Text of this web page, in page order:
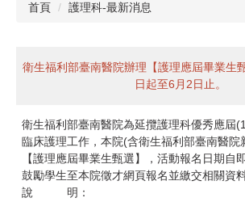
首頁 護理科-最新消息
衛生福利部臺南醫院辦理【護理應屆畢業生
日起至6月2日止。
衛生福利部臺南醫院為延攬護理科優秀應屆
臨床護理工作，本院(含衛生福利部臺南醫院
【護理應屆畢業生甄選】，活動報名日期自
鼓勵學生至本院徵才網頁報名並繳交相關資
說 明：